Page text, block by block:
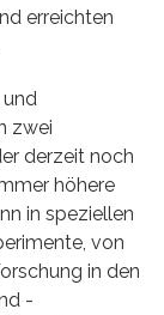
erreichten
zwei
derzeit noch
höhere
in speziellen
von
in den
-